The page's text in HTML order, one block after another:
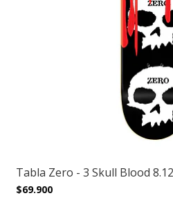
Tabla Zero - 3 Skull Blood
$69.900